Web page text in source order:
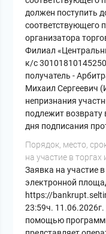
должен поступить
соответствующего
организатора
Филиал
к/с
получатель -
Михаил Сергеевич
непризнания
подлежит возврату
дня подписания
Порядок, место,
на участие в
Заявка на участие
электронной
https://
23:59ч. 11.06.2026г.
помощью